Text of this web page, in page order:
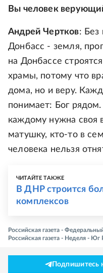
Вы человек
Андрей Чертков: Без
Донбасс - земля,
на Донбассе
храмы, потому что
дома, но и веру.
понимает: Бог
каждому нужна своя
матушку, кто-то в
человека нельзя
ЧИТАЙТЕ ТАКЖЕ
В ДНР строится
комплексов
Российская газета -
Российская газета - Неделя -
Подпишитесь